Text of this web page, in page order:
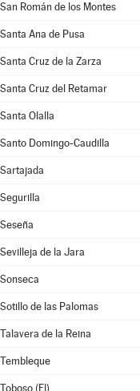
San Román de los Montes
Santa Ana de Pusa
Santa Cruz de la Zarza
Santa Cruz del Retamar
Santa Olalla
Santo Domingo-Caudilla
Sartajada
Segurilla
Seseña
Sevilleja de la Jara
Sonseca
Sotillo de las Palomas
Talavera de la Reina
Tembleque
Toboso (El)